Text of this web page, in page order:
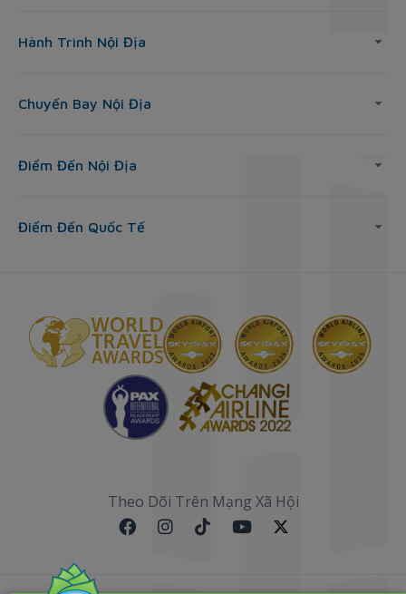
Hành Trình Nội Địa
Chuyến Bay Nội Địa
Điểm Đến Nội Địa
Điểm Đến Quốc Tế
Theo Dõi Trên Mạng Xã Hội